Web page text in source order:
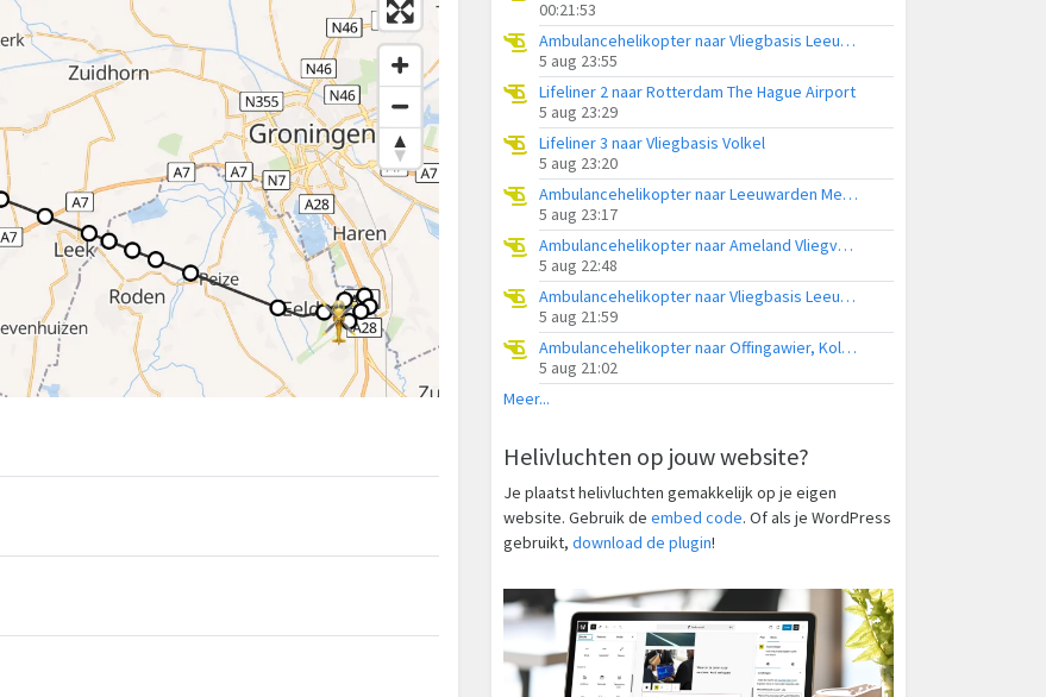
00:21:53
Ambulancehelikopter naar Vliegbasis Leeuwarden
5 aug 23:55
Lifeliner 2 naar Rotterdam The Hague Airport
5 aug 23:29
Lifeliner 3 naar Vliegbasis Volkel
5 aug 23:20
Ambulancehelikopter naar Leeuwarden Medical Center Heliport
5 aug 23:17
Ambulancehelikopter naar Ameland Vliegveld Ballum
5 aug 22:48
Ambulancehelikopter naar Vliegbasis Leeuwarden
5 aug 21:59
Ambulancehelikopter naar Offingawier, Kolmarslân
5 aug 21:02
Meer...
Helivluchten op jouw website?
Je plaatst helivluchten gemakkelijk op je eigen
website. Gebruik de embed code. Of als je WordPress
gebruikt, download de plugin!